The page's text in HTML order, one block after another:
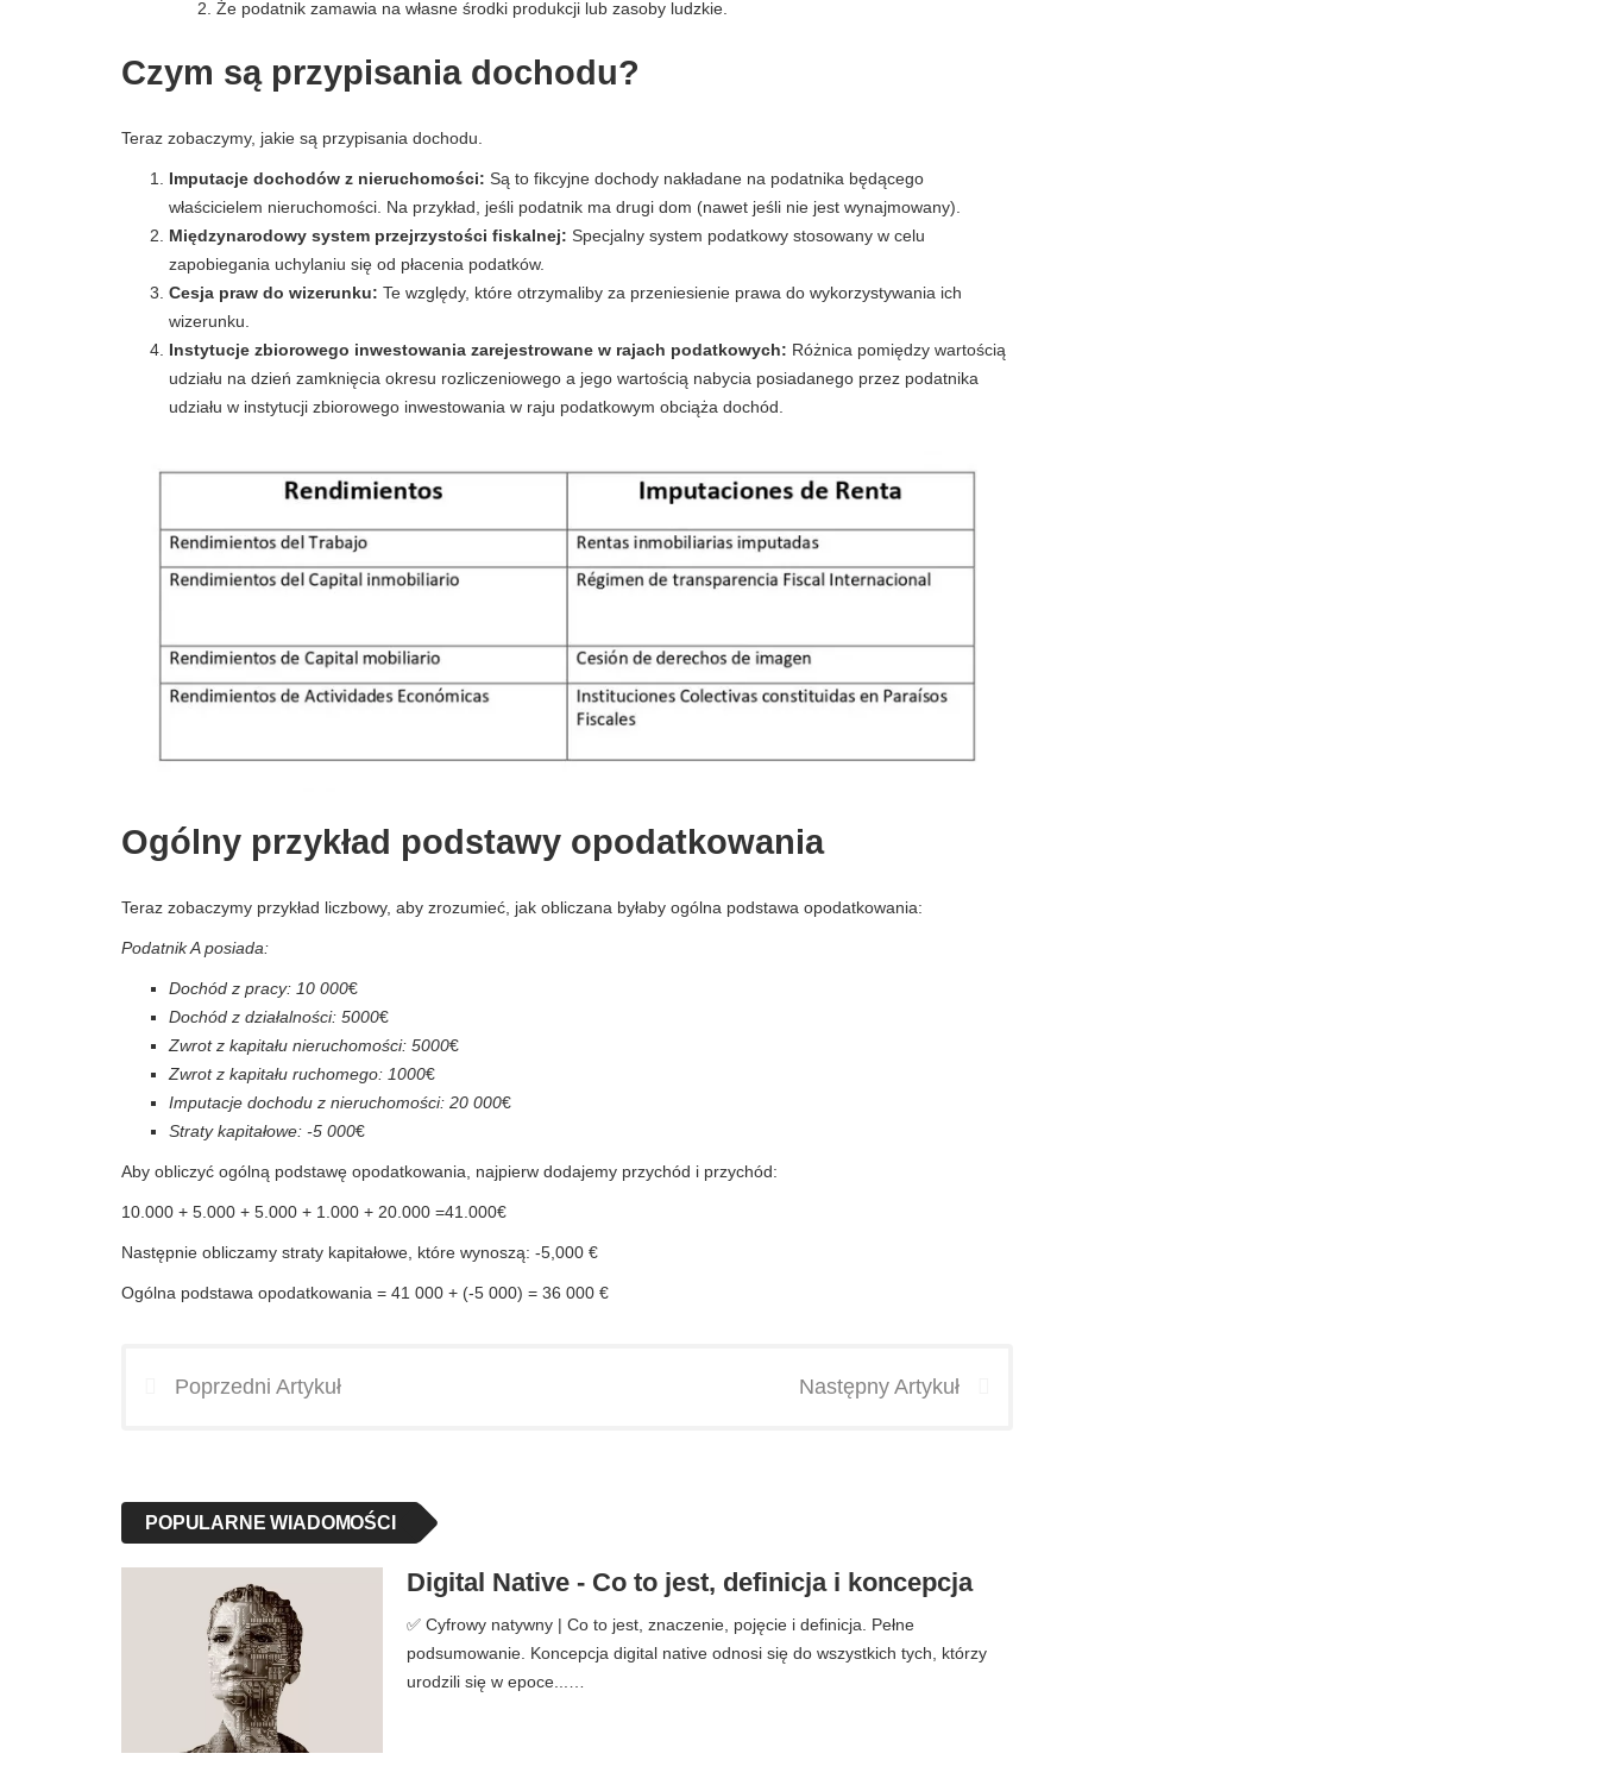
Że podatnik zamawia na własne środki produkcji lub zasoby ludzkie.
Czym są przypisania dochodu?
Teraz zobaczymy, jakie są przypisania dochodu.
Imputacje dochodów z nieruchomości: Są to fikcyjne dochody nakładane na podatnika będącego
właścicielem nieruchomości. Na przykład, jeśli podatnik ma drugi dom (nawet jeśli nie jest wynajmowany).
Międzynarodowy system przejrzystości fiskalnej: Specjalny system podatkowy stosowany w celu
zapobiegania uchylaniu się od płacenia podatków.
Cesja praw do wizerunku: Te względy, które otrzymaliby za przeniesienie prawa do wykorzystywania ich
wizerunku.
Instytucje zbiorowego inwestowania zarejestrowane w rajach podatkowych: Różnica pomiędzy wartością
udziału na dzień zamknięcia okresu rozliczeniowego a jego wartością nabycia posiadanego przez podatnika
udziału w instytucji zbiorowego inwestowania w raju podatkowym obciąża dochód.
Ogólny przykład podstawy opodatkowania
Teraz zobaczymy przykład liczbowy, aby zrozumieć, jak obliczana byłaby ogólna podstawa opodatkowania:
Podatnik A posiada:
Dochód z pracy: 10 000€
Dochód z działalności: 5000€
Zwrot z kapitału nieruchomości: 5000€
Zwrot z kapitału ruchomego: 1000€
Imputacje dochodu z nieruchomości: 20 000€
Straty kapitałowe: -5 000€
Aby obliczyć ogólną podstawę opodatkowania, najpierw dodajemy przychód i przychód:
10.000 + 5.000 + 5.000 + 1.000 + 20.000 =41.000€
Następnie obliczamy straty kapitałowe, które wynoszą: -5,000 €
Ogólna podstawa opodatkowania = 41 000 + (-5 000) = 36 000 €
Poprzedni Artykuł Następny Artykuł
POPULARNE WIADOMOŚCI
Digital Native - Co to jest, definicja i koncepcja
✅ Cyfrowy natywny | Co to jest, znaczenie, pojęcie i definicja. Pełne
podsumowanie. Koncepcja digital native odnosi się do wszystkich tych, którzy
urodzili się w epoce...…